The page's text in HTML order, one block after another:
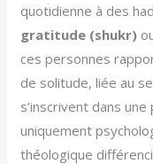
quotidienne à des
gratitude (shukr)
ces personnes
de solitude, liée au
s’inscrivent dans
uniquement
théologique